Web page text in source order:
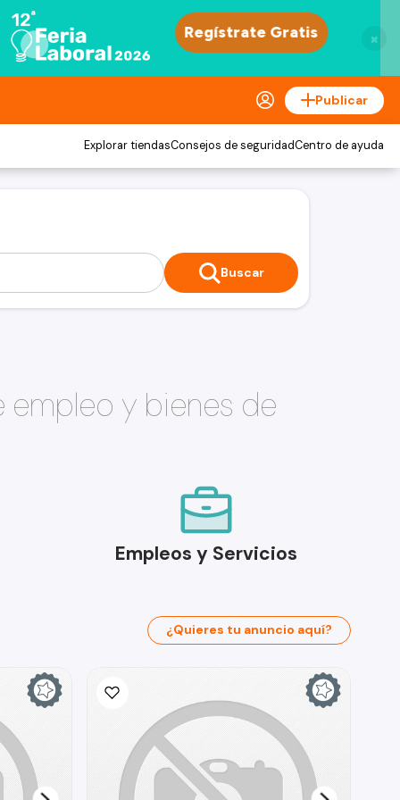
×
Publicar
Explorar tiendasConsejos de seguridadCentro de ayuda
Buscar
empleo y bienes de
Empleos y Servicios
¿Quieres tu anuncio aquí?